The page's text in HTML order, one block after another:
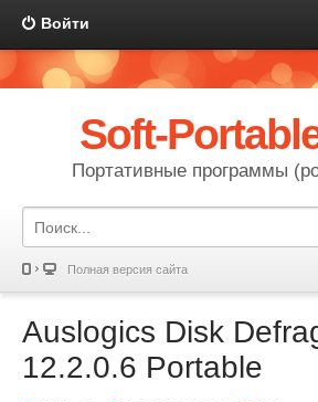
Войти
Soft-
Портативные программы
Полная версия сайта
Auslogics Disk
12.2.0.6 Portable